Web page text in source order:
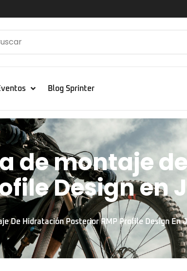
Blog Sprinter
de montaje
Design en
De Hidratación Posterior RMP Profile Design En